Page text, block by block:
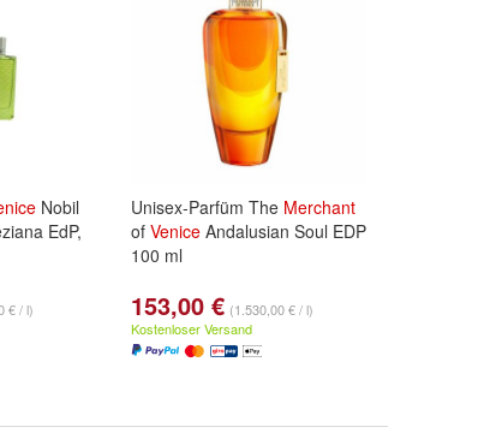
Nobil
EdP,
€ / l)
Unisex-Parfüm The Merchant
of Venice Andalusian Soul EDP
100 ml
153,00 € (1.530,00 € / l)
Kostenloser Versand